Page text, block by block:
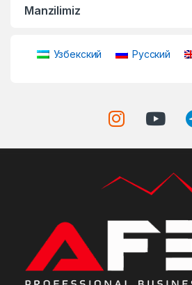
Manzilimiz
Узбекский Русский